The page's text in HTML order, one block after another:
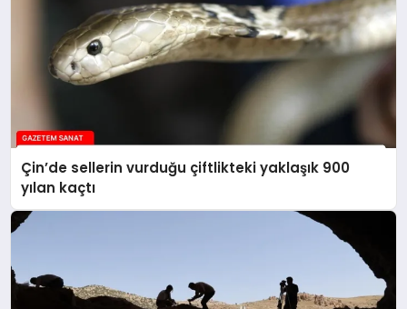
Çin’de sellerin vurduğu çiftlikteki yaklaşık 900
yılan kaçtı